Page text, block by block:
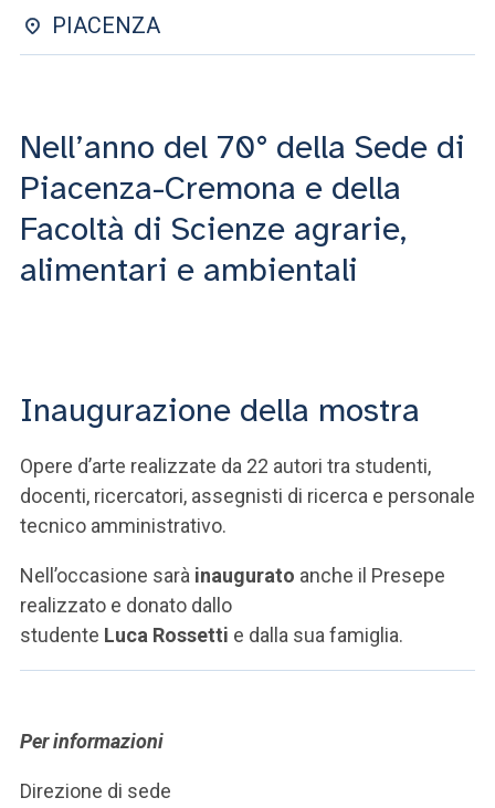
SEI UN DOCENTE O UN MEMBRO DELLO STAFF
PIACENZA
Nell’anno del 70° della Sede di
Piacenza-Cremona e della
Facoltà di Scienze agrarie,
alimentari e ambientali
Inaugurazione della mostra
Opere d’arte realizzate da 22 autori tra studenti,
docenti, ricercatori, assegnisti di ricerca e personale
tecnico amministrativo.
Nell’occasione sarà inaugurato anche il Presepe
realizzato e donato dallo
studente Luca Rossetti e dalla sua famiglia.
Per informazioni
Direzione di sede